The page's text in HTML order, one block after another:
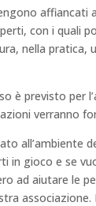
affiancati
con i quali
nella pratica,
è previsto per
verranno
all’ambiente
in gioco e se
ad aiutare le